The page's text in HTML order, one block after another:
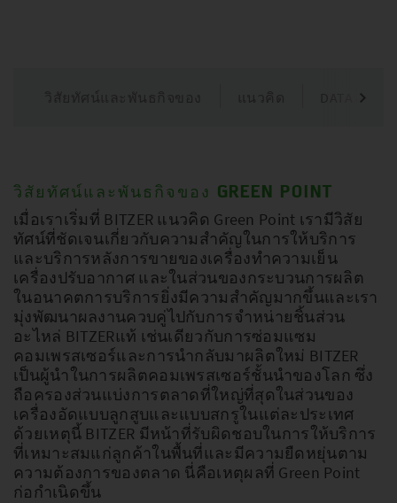
DATA &
วิสัยทัศน์และพันธกิจของ GREEN POINT
เมื่อเราเริ่มที่ BITZER แนวคิด Green Point เรามีวิสัย
ทัศน์ที่ชัดเจนเกี่ยวกับความสำคัญในการให้บริการ
และบริการหลังการขายของเครื่องทำความเย็น
เครื่องปรับอากาศ และในส่วนของกระบวนการผลิต
ในอนาคตการบริการยิ่งมีความสำคัญมากขึ้นและเรา
มุ่งพัฒนาผลงานควบคู่ไปกับการจำหน่ายชิ้นส่วน
อะไหล่ BITZERแท้ เช่นเดียวกับการซ่อมแซม
คอมเพรสเซอร์และการนำกลับมาผลิตใหม่ BITZER
เป็นผู้นำในการผลิตคอมเพรสเซอร์ชั้นนำของโลก ซึ่ง
ถือครองส่วนแบ่งการตลาดที่ใหญ่ที่สุดในส่วนของ
เครื่องอัดแบบลูกสูบและแบบสกรูในแต่ละประเทศ
ด้วยเหตุนี้ BITZER มีหน้าที่รับผิดชอบในการให้บริการ
ที่เหมาะสมแก่ลูกค้าในพื้นที่และมีความยืดหยุ่นตาม
ความต้องการของตลาด นี่คือเหตุผลที่ Green Point
ก่อกำเนิดขึ้น